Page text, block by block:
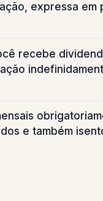
expressa
recebe
e também